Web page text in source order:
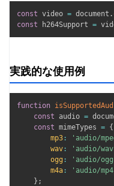
const video = document .
const h264Support =
実践的な使用例
function
const audio =
const mimeTypes = {
mp3 : 'audio/
wav : 'audio/
ogg : 'audio/
m4a :
'audio/
} ;